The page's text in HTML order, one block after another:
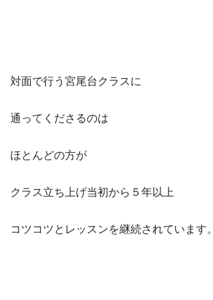
対面で行う宮尾台クラスに
通ってくださるのは
ほとんどの方が
クラス立ち上げ当初から５年以上
コツコツとレッスンを継続されています。